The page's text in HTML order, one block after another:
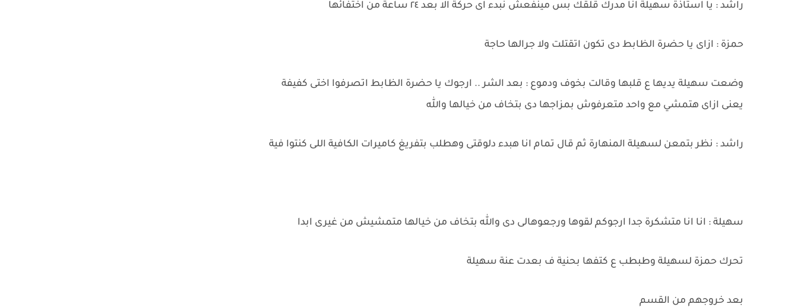
راشد : يا استاذة سهيلة انا مدرك قلقك بس مينفعش نبدء اى حركة الا بعد ٢٤ ساعة من اختفائها
حمزة : ازاى يا حضرة الظابط دى تكون اتقتلت ولا جرالها حاجة
وضعت سهيلة يديها ع قلبها وقالت بخوف ودموع : بعد الشر .. ارجوك يا حضرة الظابط اتصرفوا اختى كفيفة
يعنى ازاى هتمشي مع واحد متعرفوش بمزاجها دى بتخاف من خيالها والله
راشد : نظر بتمعن لسهيلة المنهارة ثم قال تمام انا هبدء دلوقتى وهطلب بتفريغ كاميرات الكافية اللى كنتوا فية
سهيلة : انا انا متشكرة جدا ارجوكم لقوها ورجعوهالى دى والله بتخاف من خيالها متمشيش من غيرى ابدا
تحرك حمزة لسهيلة وطبطب ع كتفها بحنية ف بعدت عنة سهيلة
بعد خروجهم من القسم